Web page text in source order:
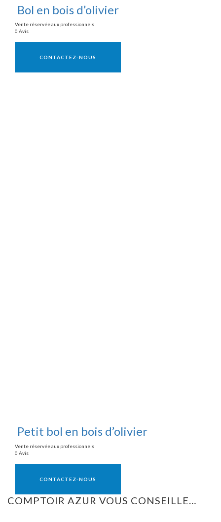
Bol en bois d’olivier
Vente réservée aux professionnels
0 Avis
CONTACTEZ-NOUS
Petit bol en bois d’olivier
Vente réservée aux professionnels
0 Avis
CONTACTEZ-NOUS
COMPTOIR AZUR VOUS CONSEILLE…